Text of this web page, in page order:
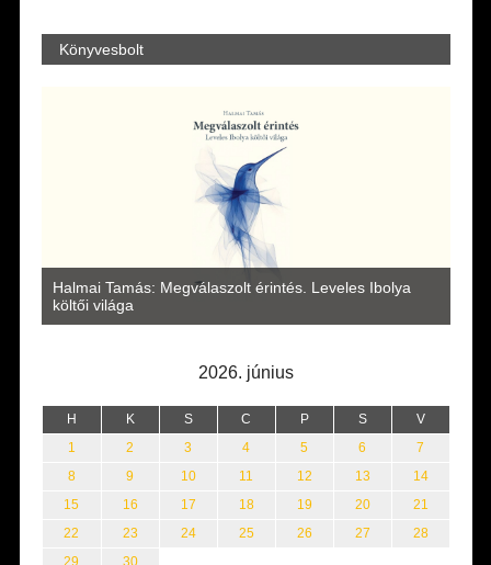
Könyvesbolt
Halmai Tamás: Megválaszolt érintés. Leveles Ibolya
költői világa
2026. június
H K S C P S V
1 2 3 4 5 6
7
8
9 10 11 12 13
14
15
16 17 18 19 20
21
22
23 24 25 26 27
28